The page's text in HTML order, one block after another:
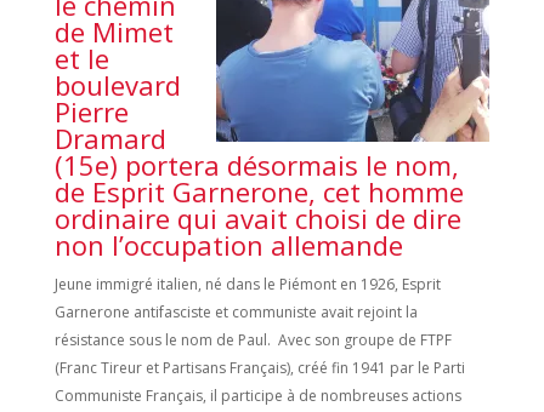
de Mimet
et le
boulevard
Pierre
Dramard
(15e) portera désormais le nom,
de Esprit Garnerone, cet homme
ordinaire qui avait choisi de dire
non l’occupation allemande
Jeune immigré italien, né dans le Piémont en 1926, Esprit
Garnerone antifasciste et communiste avait rejoint la
résistance sous le nom de Paul. Avec son groupe de FTPF
(Franc Tireur et Partisans Français), créé fin 1941 par le Parti
Communiste Français, il participe à de nombreuses actions